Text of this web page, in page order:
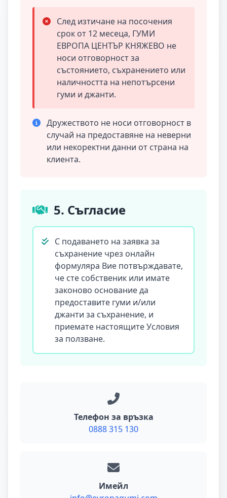
След изтичане на посочения
срок от 12 месеца, ГУМИ
ЕВРОПА ЦЕНТЪР КНЯЖЕВО не
носи отговорност за
състоянието, съхранението или
наличността на непотърсени
гуми и джанти.
Дружеството не носи отговорност в
случай на предоставяне на неверни
или некоректни данни от страна на
клиента.
5. Съгласие
С подаването на заявка за
съхранение чрез онлайн
формуляра Вие потвърждавате,
че сте собственик или имате
законово основание да
предоставите гуми и/или
джанти за съхранение, и
приемате настоящите Условия
за ползване.
Телефон за връзка
0888 315 130
Имейл